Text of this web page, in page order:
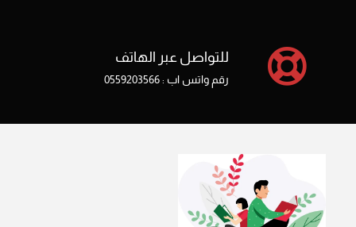
للتواصل عبر الهاتف
رقم واتس اب : 0559203566